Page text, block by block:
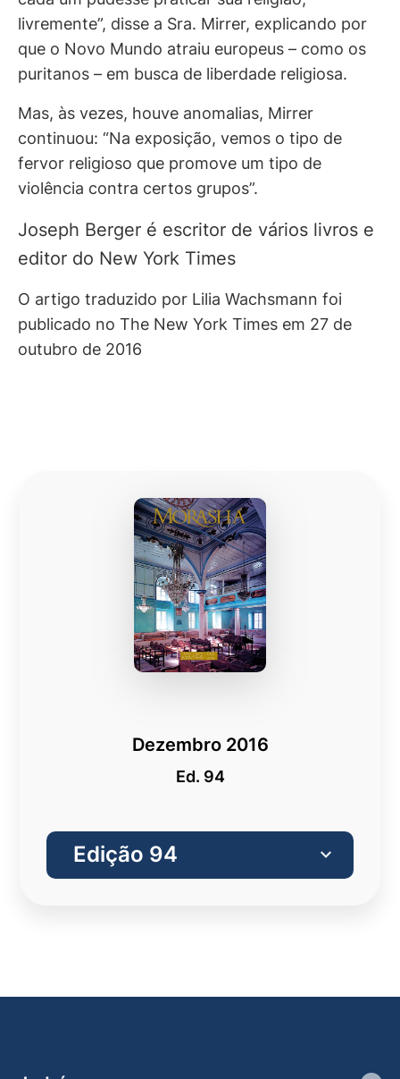
livremente”, disse a Sra. Mirrer, explicando por
que o Novo Mundo atraiu europeus – como os
puritanos – em busca de liberdade religiosa.
Mas, às vezes, houve anomalias, Mirrer
continuou: “Na exposição, vemos o tipo de
fervor religioso que promove um tipo de
violência contra certos grupos”.
Joseph Berger é escritor de vários livros e
editor do New York Times
O artigo traduzido por Lilia Wachsmann foi
publicado no The New York Times em 27 de
outubro de 2016
Dezembro 2016
Ed. 94